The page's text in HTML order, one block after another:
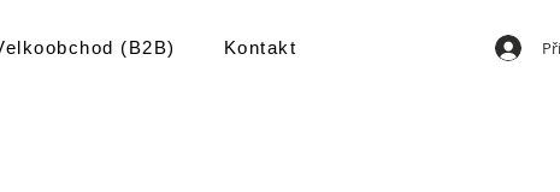
(B2B) Kontakt